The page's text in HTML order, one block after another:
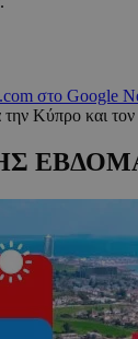
στο Google
την Κύπρο και